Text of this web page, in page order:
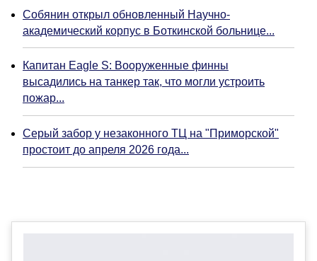
Собянин открыл обновленный Научно-
академический корпус в Боткинской больнице...
Капитан Eagle S: Вооруженные финны
высадились на танкер так, что могли устроить
пожар...
Серый забор у незаконного ТЦ на "Приморской"
простоит до апреля 2026 года...